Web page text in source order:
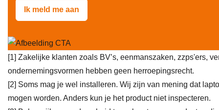
Ik meld me aan
[1] Zakelijke klanten zoals BV’s, eenmanszaken, zzps'ers,
ondernemingsvormen hebben geen herroepingsrecht.
[2] Soms mag je wel installeren. Wij zijn van mening dat
mogen worden. Anders kun je het product niet inspecteren.